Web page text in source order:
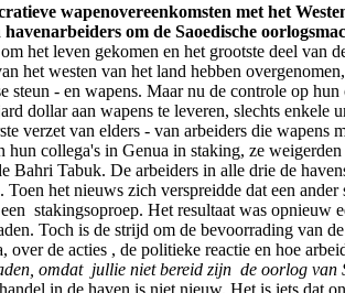
wapenovereenkomsten met het
om de Saoedische
het leven gekomen en het grootste deel van
het westen van het land hebben
- en wapens. Maar nu de controle op
dollar aan wapens te leveren, slechts enkele
verzet van elders - van arbeiders die wapens
collega's in Genua in staking, ze
Tabuk. De arbeiders in alle drie de
het nieuws zich verspreidde dat een
stakingsoproep. Het resultaat was opnieuw
Toch is de strijd om de bevoorrading van
de acties , de politieke reactie en hoe
omdat jullie niet bereid zijn de oorlog van
in de haven is niet nieuw. Het is iets dat